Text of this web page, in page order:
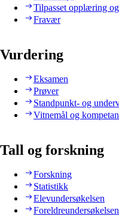
Tilpasset opplæring
Fravær
Vurdering
Eksamen
Prøver
Standpunkt- og
Vitnemål og
Tall og forskning
Forskning
Statistikk
Elevundersøkelsen